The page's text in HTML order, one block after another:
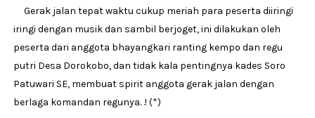
Gerak jalan tepat waktu cukup meriah para peserta diiringi
iringi dengan musik dan sambil berjoget, ini dilakukan oleh
peserta dari anggota bhayangkari ranting kempo dan regu
putri Desa Dorokobo, dan tidak kala pentingnya kades Soro
Patuwari SE, membuat spirit anggota gerak jalan dengan
berlaga komandan regunya. .! (*)